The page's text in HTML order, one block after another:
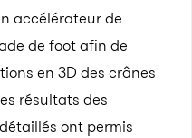
accélérateur de
de foot afin de
en 3D des crânes
résultats des
ont permis